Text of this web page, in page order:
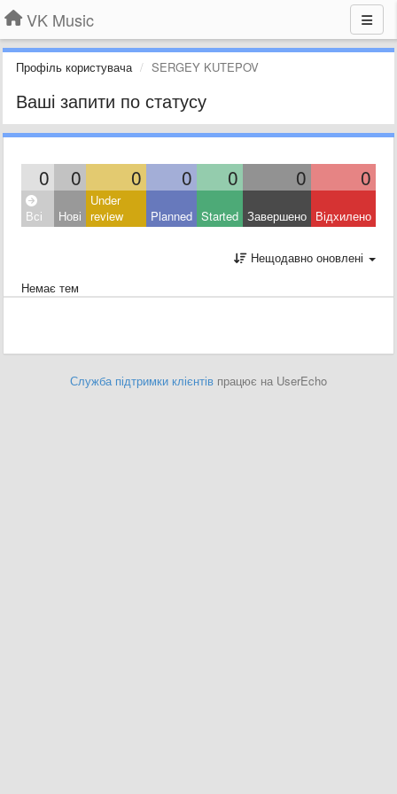
VK Music
Профіль користувача SERGEY KUTEPOV
Ваші запити по статусу
0 0 0 0 0 0 0
Всі Нові
Under
review
Planned Started Завершено Відхилено
Нещодавно оновлені
Немає тем
Служба підтримки клієнтів працює на UserEcho